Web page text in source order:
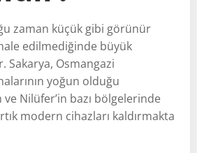
zaman küçük gibi görünür
edilmediğinde büyük
Sakarya, Osmangazi
yoğun olduğu
ve Nilüfer’in bazı bölgelerinde
modern cihazları kaldırmakta